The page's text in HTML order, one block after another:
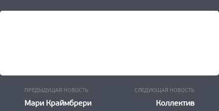
Навигация
ПРЕДЫДУЩАЯ НОВОСТЬПредыдущая
Новость:
Мари Краймбрери
СЛЕДУЮЩАЯ НОВОСТЬ
Коллектив